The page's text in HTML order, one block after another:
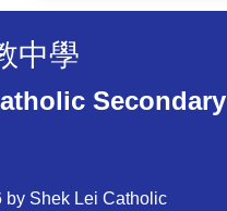
中學
Secondary
Shek Lei Catholic